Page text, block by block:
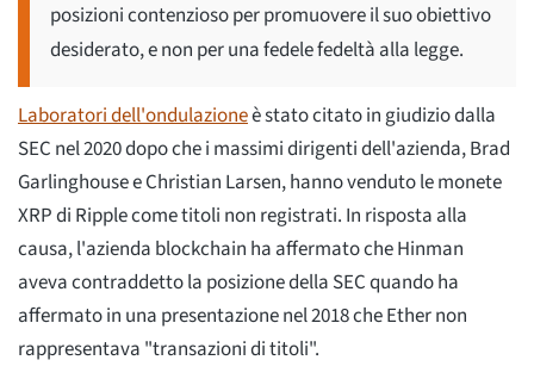
posizioni contenzioso per promuovere il suo obiettivo
desiderato, e non per una fedele fedeltà alla legge.
Laboratori dell'ondulazioneè stato citato in giudizio dalla
SEC nel 2020 dopo che i massimi dirigenti dell'azienda, Brad
Garlinghouse e Christian Larsen, hanno venduto le monete
XRP di Ripple come titoli non registrati. In risposta alla
causa, l'azienda blockchain ha affermato che Hinman
aveva contraddetto la posizione della SEC quando ha
affermato in una presentazione nel 2018 che Ether non
rappresentava "transazioni di titoli".